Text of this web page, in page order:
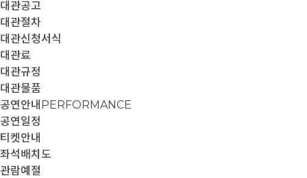
대관공고
대관절차
대관신청서식
대관료
대관규정
대관물품
공연안내 PERFORMANCE
공연일정
티켓안내
좌석배치도
관람예절